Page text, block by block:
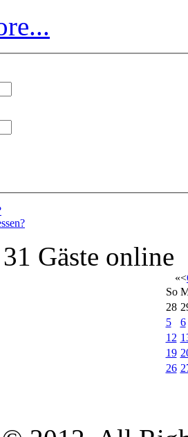
Gäste online
«<
So
28
5
6
12
19
26